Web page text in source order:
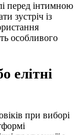
перед інтимною
зустріч із
особливого
елітні
при виборі